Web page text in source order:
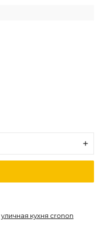
уличная кухня cronon